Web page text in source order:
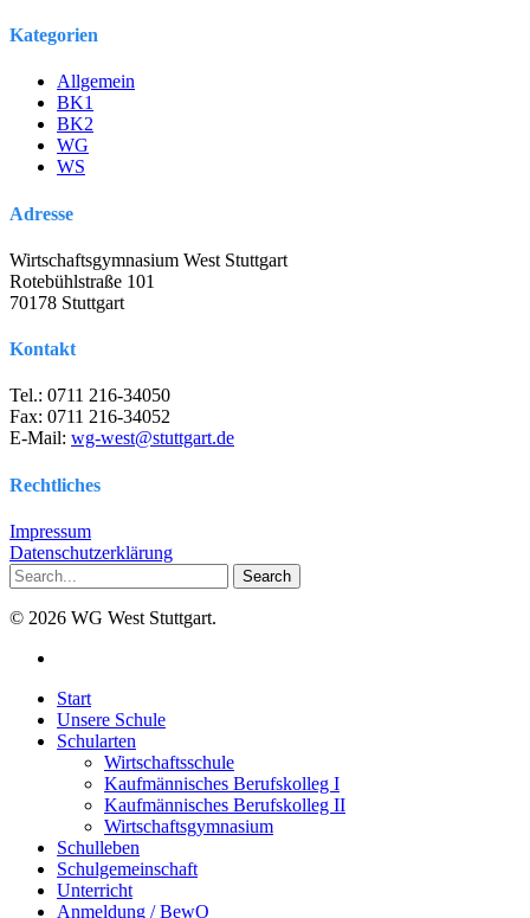
Kategorien
Allgemein
BK1
BK2
WG
WS
Adresse
Wirtschaftsgymnasium West Stuttgart
Rotebühlstraße 101
70178 Stuttgart
Kontakt
Tel.: 0711 216-34050
Fax: 0711 216-34052
E-Mail: wg-west@stuttgart.de
Rechtliches
Impressum
Datenschutzerklärung
Search
© 2026 WG West Stuttgart.
Close
Menu
Start
Unsere Schule
Schularten
Wirtschaftsschule
Kaufmännisches Berufskolleg I
Kaufmännisches Berufskolleg II
Wirtschaftsgymnasium
Schulleben
Schulgemeinschaft
Unterricht
Anmeldung / BewO